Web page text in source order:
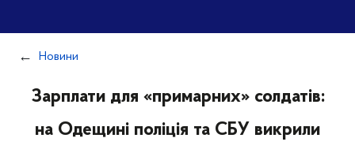
Новини
Зарплати для «примарних» солдатів:
на Одещині поліція та СБУ викрили